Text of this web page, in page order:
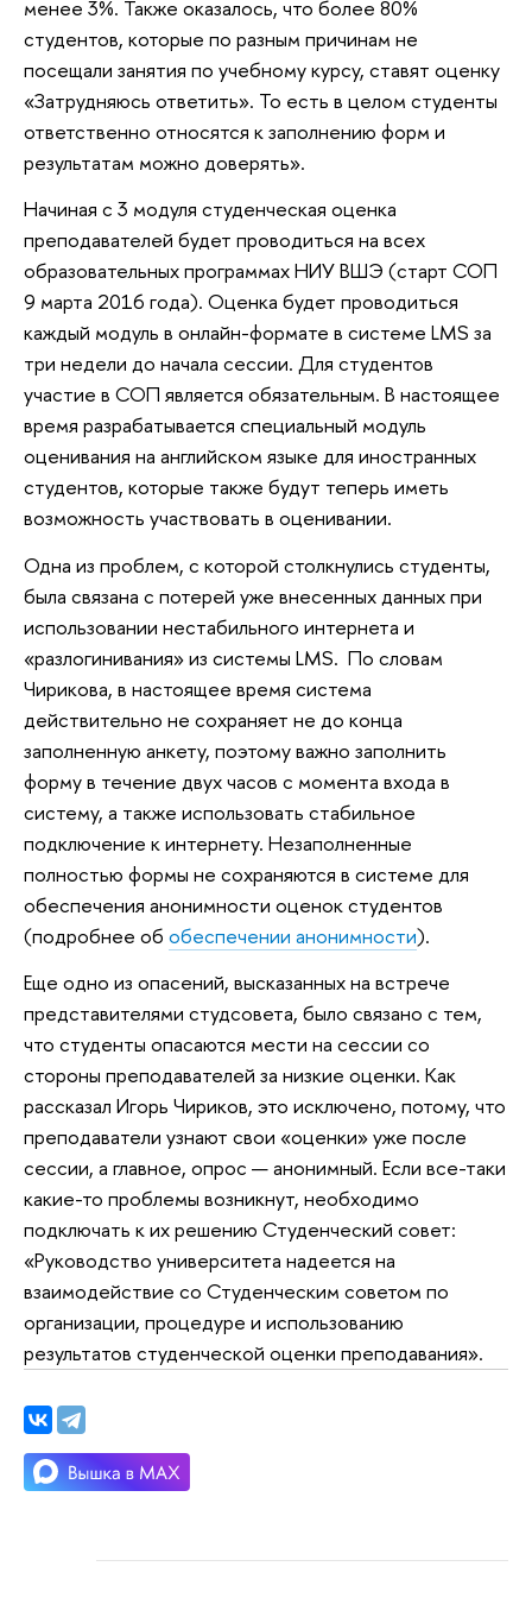
менее 3%. Также оказалось, что более 80%
студентов, которые по разным причинам не
посещали занятия по учебному курсу, ставят оценку
«Затрудняюсь ответить». То есть в целом студенты
ответственно относятся к заполнению форм и
результатам можно доверять».
Начиная с 3 модуля студенческая оценка
преподавателей будет проводиться на всех
образовательных программах НИУ ВШЭ (старт СОП
9 марта 2016 года). Оценка будет проводиться
каждый модуль в онлайн-формате в системе LMS за
три недели до начала сессии. Для студентов
участие в СОП является обязательным. В настоящее
время разрабатывается специальный модуль
оценивания на английском языке для иностранных
студентов, которые также будут теперь иметь
возможность участвовать в оценивании.
Одна из проблем, с которой столкнулись студенты,
была связана с потерей уже внесенных данных при
использовании нестабильного интернета и
«разлогинивания» из системы LMS. По словам
Чирикова, в настоящее время система
действительно не сохраняет не до конца
заполненную анкету, поэтому важно заполнить
форму в течение двух часов с момента входа в
систему, а также использовать стабильное
подключение к интернету. Незаполненные
полностью формы не сохраняются в системе для
обеспечения анонимности оценок студентов
(подробнее об обеспечении анонимности).
Еще одно из опасений, высказанных на встрече
представителями студсовета, было связано с тем,
что студенты опасаются мести на сессии со
стороны преподавателей за низкие оценки. Как
рассказал Игорь Чириков, это исключено, потому, что
преподаватели узнают свои «оценки» уже после
сессии, а главное, опрос — анонимный. Если все-таки
какие-то проблемы возникнут, необходимо
подключать к их решению Студенческий совет:
«Руководство университета надеется на
взаимодействие со Студенческим советом по
организации, процедуре и использованию
результатов студенческой оценки преподавания».